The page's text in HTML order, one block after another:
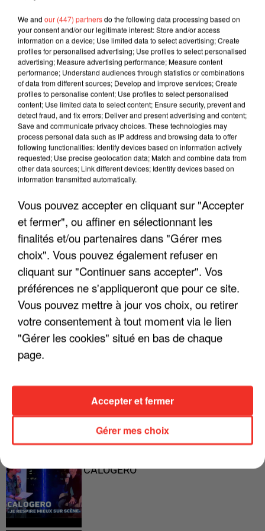
LES INTERVIEWS CHANTE
FRANCE
Voir plus
"JE SUIS À DISPOSITION DES
ENFOIRÉS"
"ON A TOUS LE TRAC"
CALOGERO
We and our (447) partnersdo the following data processing based on
your consent and/or our legitimate interest: Store and/or access
information on a device; Use limited data to select advertising; Create
profiles for personalised advertising; Use profiles to select personalised
advertising; Measure advertising performance; Measure content
performance; Understand audiences through statistics or combinations
of data from different sources; Develop and improve services; Create
profiles to personalise content; Use profiles to select personalised
content; Use limited data to select content; Ensure security, prevent and
detect fraud, and fix errors; Deliver and present advertising and content;
Save and communicate privacy choices. These technologies may
process personal data such as IP address and browsing data to offer
following functionalities: Identify devices based on information actively
requested; Use precise geolocation data; Match and combine data from
other data sources; Link different devices; Identify devices based on
information transmitted automatically.
Vous pouvez accepter en cliquant sur "Accepter
et fermer", ou affiner en sélectionnant les
finalités et/ou partenaires dans "Gérer mes
choix". Vous pouvez également refuser en
cliquant sur "Continuer sans accepter". Vos
préférences ne s'appliqueront que pour ce site.
Vous pouvez mettre à jour vos choix, ou retirer
votre consentement à tout moment via le lien
"Gérer les cookies" situé en bas de chaque
page.
Gérer mes choix
Accepter et fermer